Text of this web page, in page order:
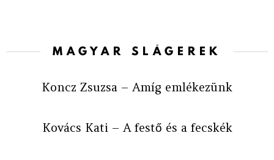
MAGYAR SLÁGEREK
Koncz Zsuzsa – Amíg emlékezünk
Kovács Kati – A festő és a fecskék